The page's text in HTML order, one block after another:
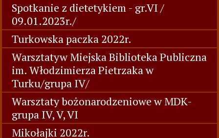
Spotkanie z dietetykiem - gr.VI /
09.01.2023r./
Turkowska paczka 2022r.
Warsztatyw Miejska Biblioteka Publiczna
im. Włodzimierza Pietrzaka w
Turku/grupa IV/
Warsztaty bożonarodzeniowe w MDK-
grupa IV, V, VI
Mikołajki 2022r.